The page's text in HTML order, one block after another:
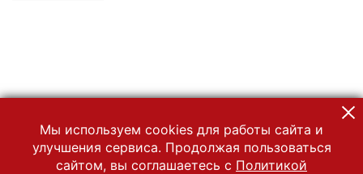
Мы используем cookies для работы сайта и
улучшения сервиса. Продолжая пользоваться
сайтом, вы соглашаетесь с Политикой